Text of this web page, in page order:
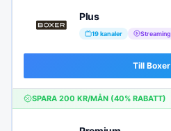
Plus
19kanaler Streaming
Till Boxer
SPARA 200 KR/MÅN (40% RABATT)